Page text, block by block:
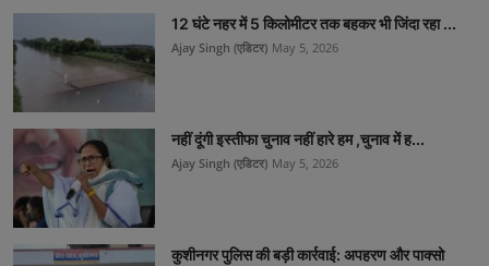
12 घंटे नहर में 5 किलोमीटर तक बहकर भी जिंदा रहा ...
Ajay Singh (एडिटर) May 5, 2026
नहीं दूंगी इस्तीफा चुनाव नहीं हारे हम ,चुनाव में ह...
Ajay Singh (एडिटर) May 5, 2026
कुशीनगर पुलिस की बड़ी कार्रवाई: अपहरण और पाक्सो